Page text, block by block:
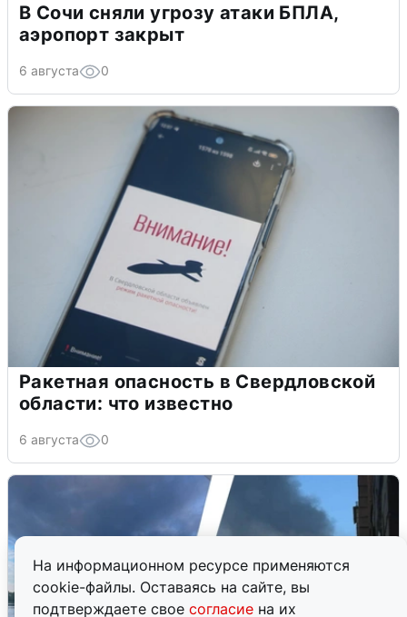
На информационном ресурсе применяются
cookie-файлы. Оставаясь на сайте, вы
подтверждаете свое согласие на их
В Сочи сняли угрозу атаки БПЛА,
аэропорт закрыт
6 августа 0
Ракетная опасность в Свердловской
области: что известно
6 августа 0